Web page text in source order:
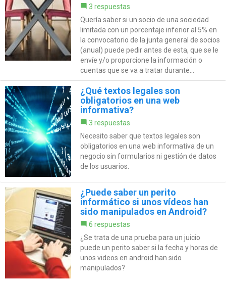
3 respuestas
Quería saber si un socio de una sociedad
limitada con un porcentaje inferior al 5% en
la convocatorio de la junta general de socios
(anual) puede pedir antes de esta, que se le
envíe y/o proporcione la información o
cuentas que se va a tratar durante...
¿Qué textos legales son
obligatorios en una web
informativa?
3 respuestas
Necesito saber que textos legales son
obligatorios en una web informativa de un
negocio sin formularios ni gestión de datos
de los usuarios.
¿Puede saber un perito
informático si unos vídeos han
sido manipulados en Android?
6 respuestas
¿Se trata de una prueba para un juicio
puede un perito saber si la fecha y horas de
unos videos en android han sido
manipulados?